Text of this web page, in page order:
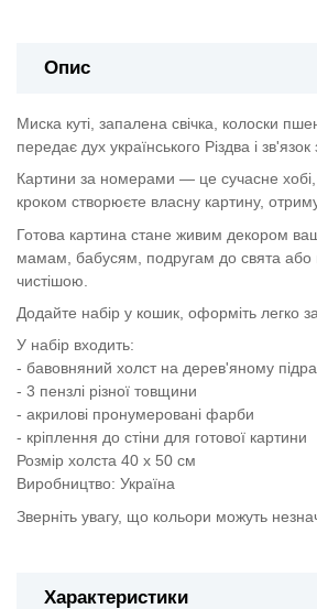
Опис
Миска куті, запалена свічка, колоски
передає дух українського Різдва і
Картини за номерами — це сучасне хобі,
кроком створюєте власну картину,
Готова картина стане живим декором
мамам, бабусям, подругам до свята або
чистішою.
Додайте набір у кошик, оформіть легко
У набір входить:
- бавовняний холст на дерев'яному
- 3 пензлі різної товщини
- акрилові пронумеровані фарби
- кріплення до стіни для готової картини
Розмір холста 40 х 50 см
Виробництво: Україна
Зверніть увагу, що кольори можуть
Характеристики